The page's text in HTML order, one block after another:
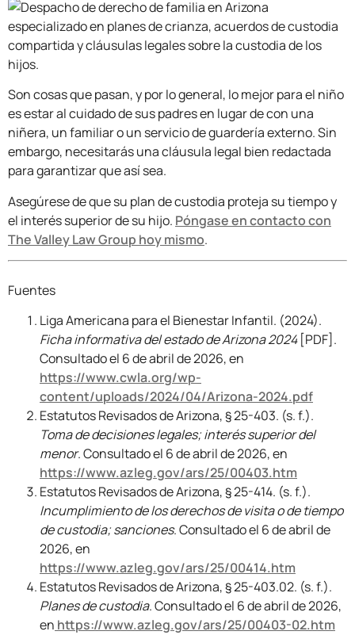
Son cosas que pasan, y por lo general, lo mejor para el niño
es estar al cuidado de sus padres en lugar de con una
niñera, un familiar o un servicio de guardería externo. Sin
embargo, necesitarás una cláusula legal bien redactada
para garantizar que así sea.
Asegúrese de que su plan de custodia proteja su tiempo y
el interés superior de su hijo. Póngase en contacto con
The Valley Law Group hoy mismo.
Fuentes
Liga Americana para el Bienestar Infantil. (2024).
Ficha informativa del estado de Arizona 2024[PDF].
Consultado el 6 de abril de 2026, en
https://www.cwla.org/wp-
content/uploads/2024/04/Arizona-2024.pdf
Estatutos Revisados de Arizona, § 25-403. (s. f.).
Toma de decisiones legales; interés superior del
menor. Consultado el 6 de abril de 2026, en
https://www.azleg.gov/ars/25/00403.htm
Estatutos Revisados de Arizona, § 25-414. (s. f.).
Incumplimiento de los derechos de visita o de tiempo
de custodia; sanciones. Consultado el 6 de abril de
2026, en
https://www.azleg.gov/ars/25/00414.htm
Estatutos Revisados de Arizona, § 25-403.02. (s. f.).
Planes de custodia. Consultado el 6 de abril de 2026,
en https://www.azleg.gov/ars/25/00403-02.htm